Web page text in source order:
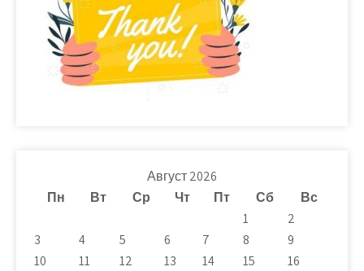
Август 2026
Пн
Вт Ср Чт Пт Сб
Вс
1
2
3
4 5 6 7 8
9
10
11 12 13 14 15 16